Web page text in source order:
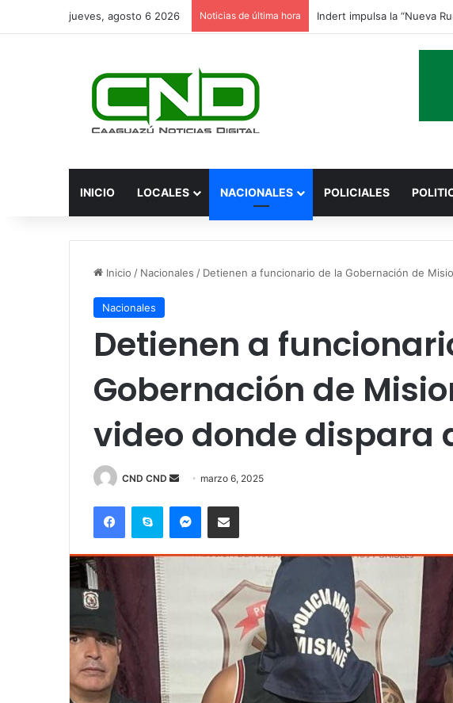
jueves, agosto 6 2026 Noticias de última hora
INICIO LOCALES NACIONALES POLICIALES
Inicio / Nacionales / Detienen a funcionario de la Gobernación de
Nacionales
Detienen a
Gobernación de
video donde dispara
CND CND
Send
email
marzo 6, 2025
FacebookSkype MessengerCompartir por correo electrónico